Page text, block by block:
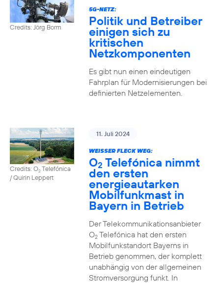
Credits: Jörg Borm
5G-NETZ:
Politik und Betreiber
einigen sich zu
kritischen
Netzkomponenten
Es gibt nun einen eindeutigen
Fahrplan für Modernisierungen bei
definierten Netzelementen.
Credits: O2Telefónica
/ Quirin Leppert
11. Juli 2024
WEISSER FLECK WEG:
O2 Telefónica nimmt
den ersten
energieautarken
Mobilfunkmast in
Bayern in Betrieb
Der Telekommunikationsanbieter
O2Telefónica hat den ersten
Mobilfunkstandort Bayerns in
Betrieb genommen, der komplett
unabhängig von der allgemeinen
Stromversorgung funkt. In